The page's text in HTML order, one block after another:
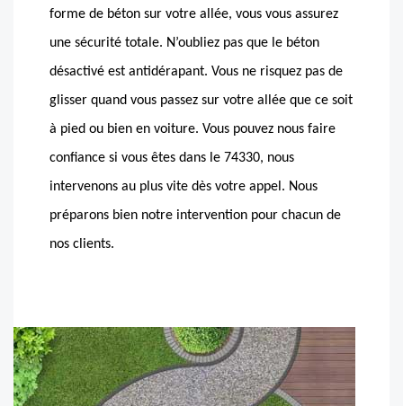
forme de béton sur votre allée, vous vous assurez
une sécurité totale. N’oubliez pas que le béton
désactivé est antidérapant. Vous ne risquez pas de
glisser quand vous passez sur votre allée que ce soit
à pied ou bien en voiture. Vous pouvez nous faire
confiance si vous êtes dans le 74330, nous
intervenons au plus vite dès votre appel. Nous
préparons bien notre intervention pour chacun de
nos clients.